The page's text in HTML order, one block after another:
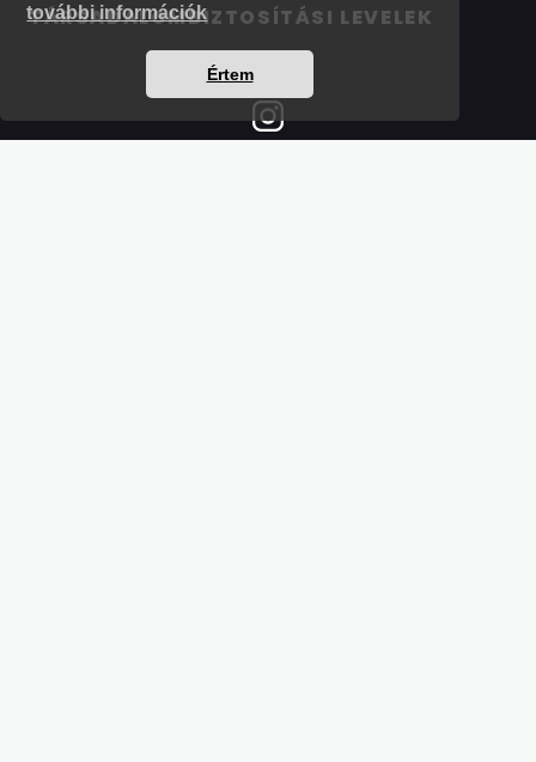
további információk
Értem
TÁRSADALOMBIZTOSÍTÁSI LEVELEK